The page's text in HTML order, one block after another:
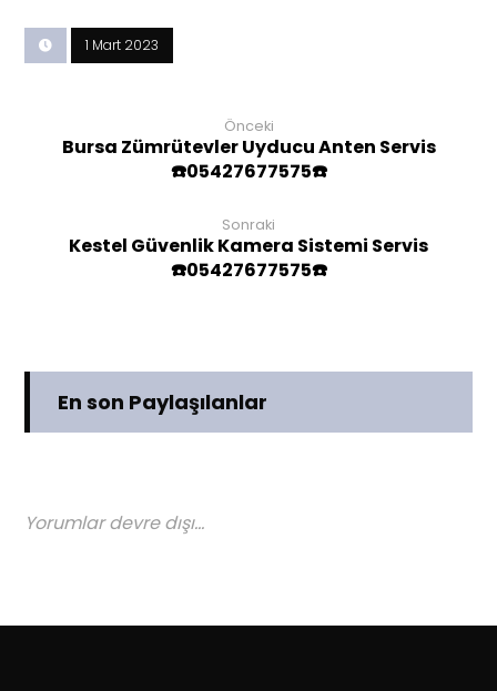
1 Mart 2023
Önceki
Bursa Zümrütevler Uyducu Anten Servis
☎️05427677575☎️
Sonraki
Kestel Güvenlik Kamera Sistemi Servis
☎️05427677575☎️
En son Paylaşılanlar
Yorumlar devre dışı...